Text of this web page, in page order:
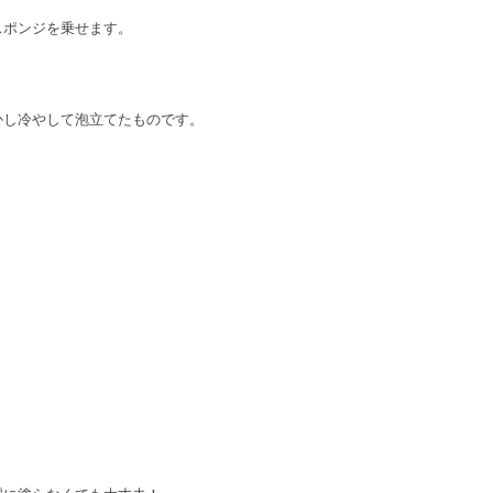
ンジを乗せます。
冷やして泡立てたものです。